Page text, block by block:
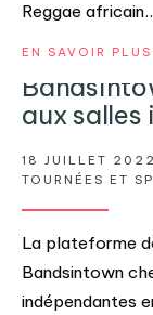
Reggae africain
EN SAVOIR PLUS
aux
18 JUILLET 2022
TOURNÉES ET
La plateforme
Bandsintown
indépendantes